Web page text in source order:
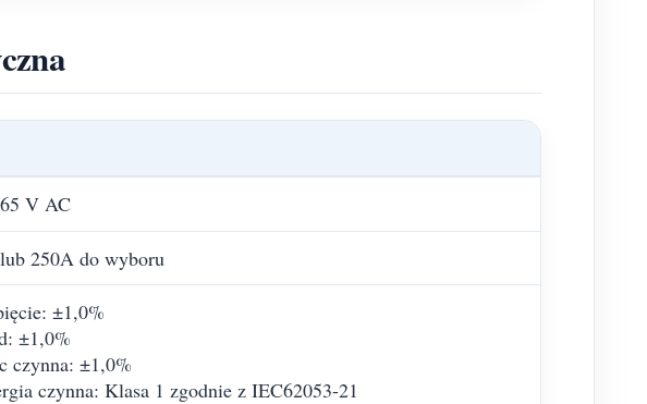
V AC
250A do wyboru
±1,0%
±1,0%
czynna: ±1,0%
czynna: Klasa 1 zgodnie z IEC62053-21